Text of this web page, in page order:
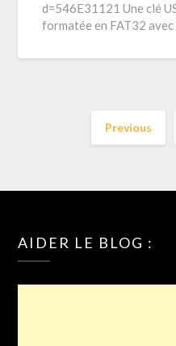
d=546E31121 Une clé
formatée en FAT32
Previous
AIDER LE BLOG :